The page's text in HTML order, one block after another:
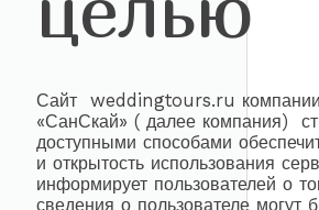
Сайт weddingtours.ru
«СанСкай» ( далее компания)
доступными способами
и открытость использования
информирует пользователей о
сведения о пользователе могут